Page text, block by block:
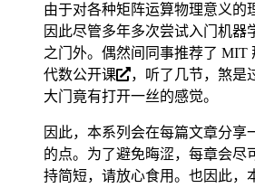
由于对各种矩阵运算物理意义的
因此尽管多年多次尝试入门机器
之门外。偶然间同事推荐了 MIT
代数公开课
，听了几节，煞是
大门竟有打开一丝的感觉。
因此，本系列会在每篇文章分享
的点。为了避免晦涩，每章会尽
持简短，请放心食用。也因此，